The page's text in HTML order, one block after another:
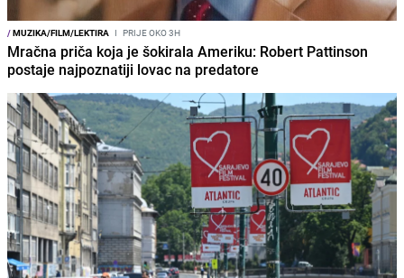
/MUZIKA/FILM/LEKTIRA I PRIJE OKO 3H
Mračna priča koja je šokirala Ameriku: Robert Pattinson
postaje najpoznatiji lovac na predatore